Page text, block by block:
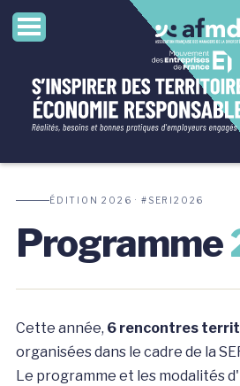
ÉDITION 2026 · #SERI2026
Programme
Cette année, 6 rencontres
organisées dans le cadre de la
Le programme et les modalités